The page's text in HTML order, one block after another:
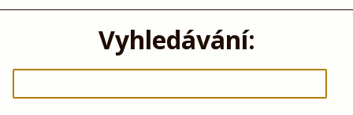
Vyhledávání: